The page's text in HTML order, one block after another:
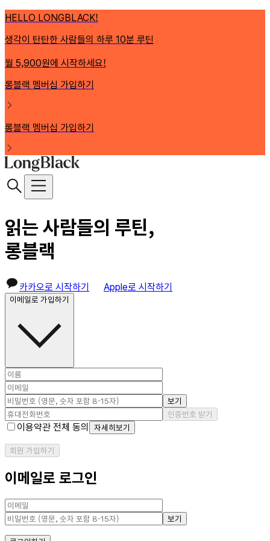
HELLO LONGBLACK!
생각이 탄탄한 사람들의 하루 10분 루틴
월 5,900원에 시작하세요!
롱블랙 멤버십 가입하기
롱블랙 멤버십 가입하기
읽는 사람들의 루틴,
롱블랙
카카오로 시작하기 Apple로 시작하기
이메일로 가입하기
보기
인증번호 받기
이용약관 전체 동의 자세히보기
회원 가입하기
이메일로 로그인
보기